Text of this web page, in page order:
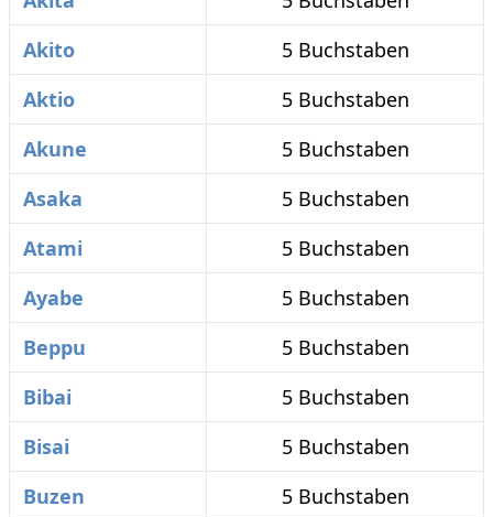
Akito
5 Buchstaben
Aktio
5 Buchstaben
Akune
5 Buchstaben
Asaka
5 Buchstaben
Atami
5 Buchstaben
Ayabe
5 Buchstaben
Beppu
5 Buchstaben
Bibai
5 Buchstaben
Bisai
5 Buchstaben
Buzen
5 Buchstaben